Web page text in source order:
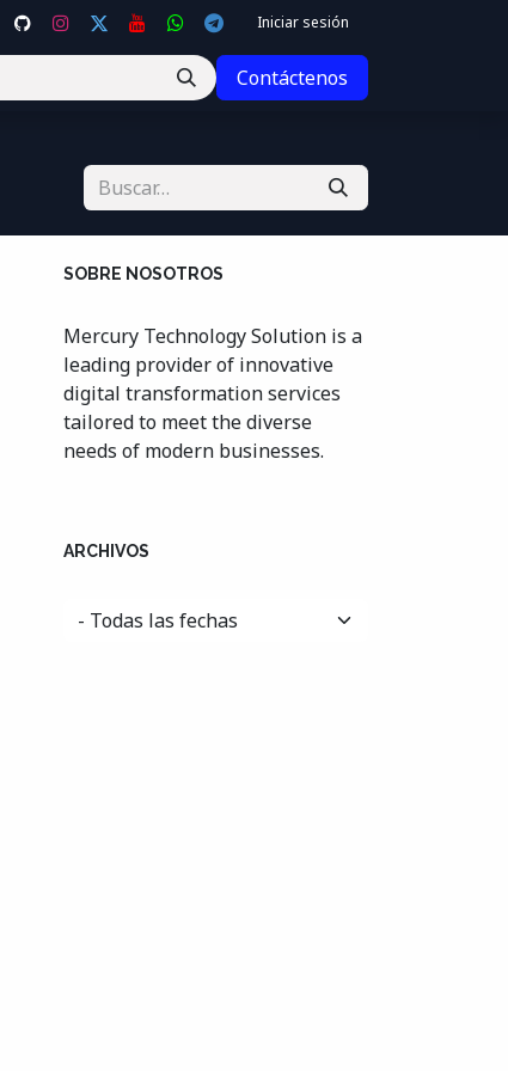
Iniciar sesión
Contáctenos
SOBRE NOSOTROS
Mercury Technology Solution is a
leading provider of innovative
digital transformation services
tailored to meet the diverse
needs of modern businesses.
ARCHIVOS